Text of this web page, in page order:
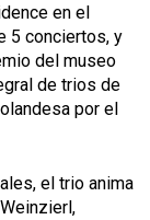
en el
5 conciertos, y
del museo
de trios de
por el
el trio anima